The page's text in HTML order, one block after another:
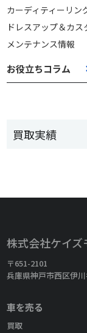
カーディティーリン
ドレスアップ＆カス
メンテナンス情報
お役立ちコラム
買取実績
株式会社ケイズ
〒651-2101
兵庫県神戸市西区伊
車を売る
買取